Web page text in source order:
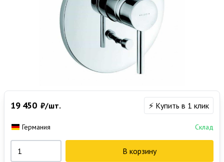
19 450 ₽/шт. ⚡ Купить в 1 клик
Германия Склад
В корзину